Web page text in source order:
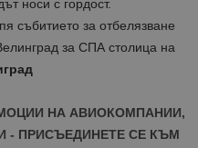
носи с гордост.
събитието за отбелязване
за СПА столица на
НА АВИОКОМПАНИИ,
- ПРИСЪЕДИНЕТЕ СЕ КЪМ